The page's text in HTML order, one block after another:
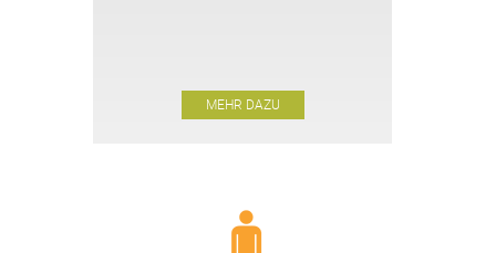
MEHR DAZU